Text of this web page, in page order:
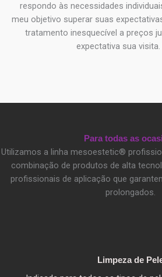
respondo às necessidades
meu objetivo superar suas
tratamento inesquecível a preços
expectativa sua
Para todas as
Utilizamos a linha mesoestetic®
combinação de produtos de alta
profissionais de aplicação que
prolongados.
Limpeza de